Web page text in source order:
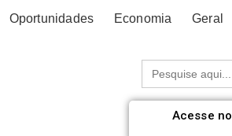
Oportunidades Economia Geral
Procurar:
Acesse